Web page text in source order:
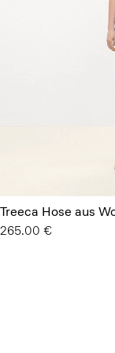
Treeca Hose aus
265.00 €